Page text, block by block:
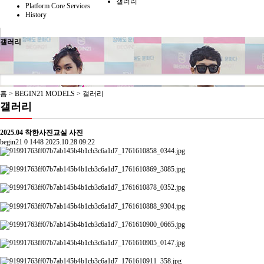
Platform Core Services
History
갤러리
홈 > BEGIN21 MODELS > 갤러리
갤러리
2025.04 착한사진교실 사진
begin21 0 1448 2025.10.28 09:22